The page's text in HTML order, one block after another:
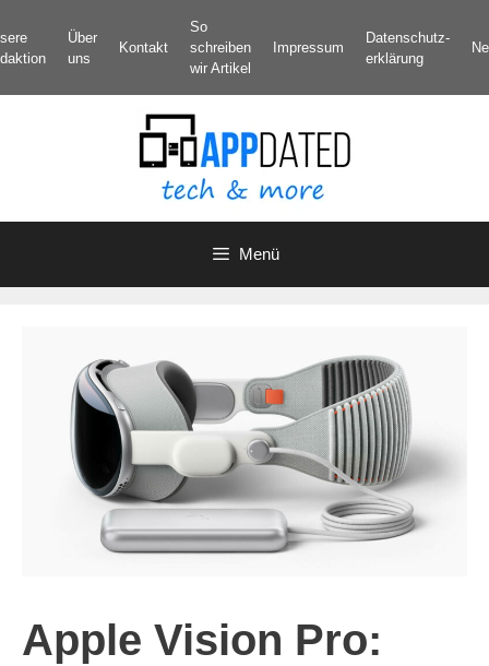
Inhalt
springen
Über
uns
Kontakt
So
schreiben
wir Artikel
Impressum
Datenschutz­
erklärung
Menü
Apple Vision Pro: